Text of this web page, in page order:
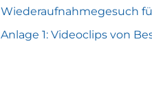
Wiederaufnahmegesuch
Anlage 1: Videoclips von